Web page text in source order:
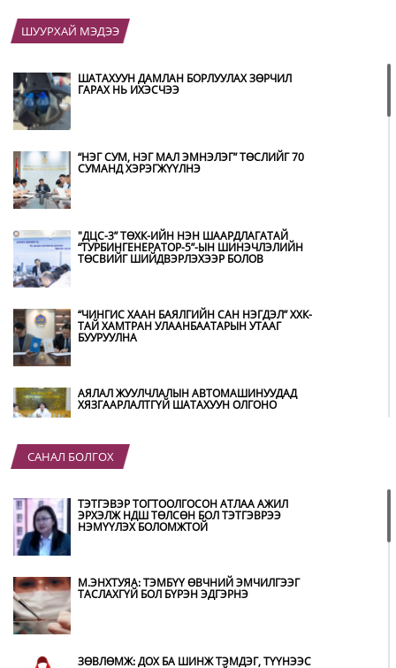
ШУУРХАЙ МЭДЭЭ
ШАТАХУУН ДАМЛАН БОРЛУУЛАХ ЗӨРЧИЛ
ГАРАХ НЬ ИХЭСЧЭЭ
“НЭГ СУМ, НЭГ МАЛ ЭМНЭЛЭГ” ТӨСЛИЙГ 70
СУМАНД ХЭРЭГЖҮҮЛНЭ
"ДЦС-3” ТӨХК-ИЙН НЭН ШААРДЛАГАТАЙ
“ТУРБИНГЕНЕРАТОР-5”-ЫН ШИНЭЧЛЭЛИЙН
ТӨСВИЙГ ШИЙДВЭРЛЭХЭЭР БОЛОВ
“ЧИНГИС ХААН БАЯЛГИЙН САН НЭГДЭЛ” ХХК-
ТАЙ ХАМТРАН УЛААНБААТАРЫН УТААГ
БУУРУУЛНА
АЯЛАЛ ЖУУЛЧЛАЛЫН АВТОМАШИНУУДАД
ХЯЗГААРЛАЛТГҮЙ ШАТАХУУН ОЛГОНО
“ХОТЫН ДАРГА СОНСОЖ БАЙНА” 150150
ҮЙЛДВЭРЛЭНЭ
САНАЛ БОЛГОХ
ТЭТГЭВЭР ТОГТООЛГОСОН АТЛАА АЖИЛ
ЭРХЭЛЖ НДШ ТӨЛСӨН БОЛ ТЭТГЭВРЭЭ
НЭМҮҮЛЭХ БОЛОМЖТОЙ
М.ЭНХТУЯА: ТЭМБҮҮ ӨВЧНИЙ ЭМЧИЛГЭЭГ
ТАСЛАХГҮЙ БОЛ БҮРЭН ЭДГЭРНЭ
ЗӨВЛӨМЖ: ДОХ БА ШИНЖ ТЭМДЭГ, ТҮҮНЭЭС